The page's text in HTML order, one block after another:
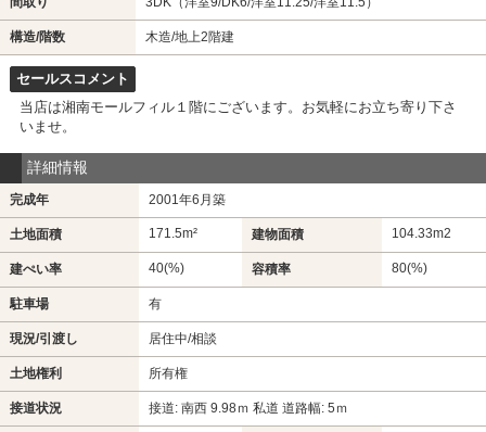
構造/階数 木造/地上2階建
セールスコメント
当店は湘南モールフィル１階にございます。お気軽にお立ち寄り下さ
いませ。
詳細情報
完成年 2001年6月築
土地面積 171.5m² 建物面積 104.33m2
建ぺい率 40(%) 容積率 80(%)
駐車場 有
現況/引渡し 居住中/相談
土地権利 所有権
接道状況 接道: 南西 9.98ｍ 私道 道路幅: 5ｍ